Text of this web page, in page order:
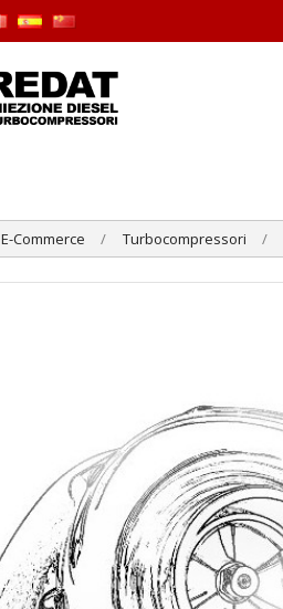
E-Commerce Turbocompressori